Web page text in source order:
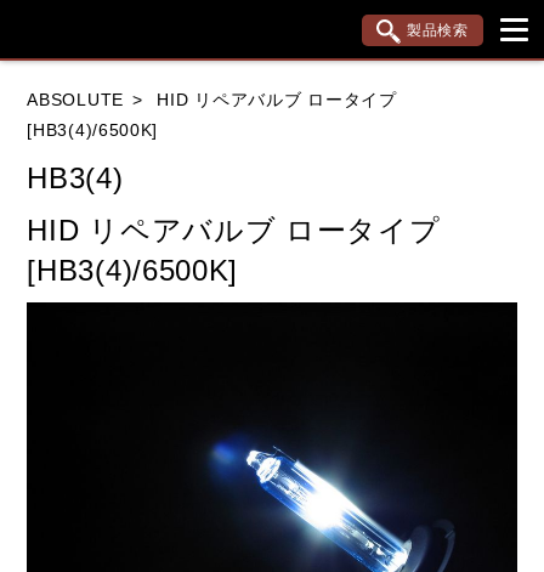
製品検索
車種検索
HONDA YAMAHA SUZUKI
KAWASAKI APRILIA
閉じる
ABSOLUTE
HID リペアバルブ ロータイプ
[HB3(4)/6500K]
HB3(4)
HID リペアバルブ ロータイプ
[HB3(4)/6500K]